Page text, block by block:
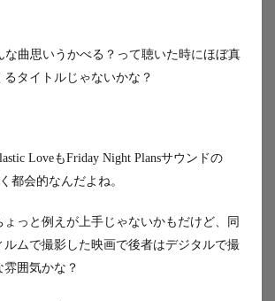
な曲思いうかべる？って聴いた時にほぼ真
るタイトルじゃないかな？
LoveもFriday Night Plansサウンドの
都会的なんだよね。
っと例えが上手じゃないかもだけど、同
ルムで撮影した映画で後者はデジタルで撮
囲気かな？